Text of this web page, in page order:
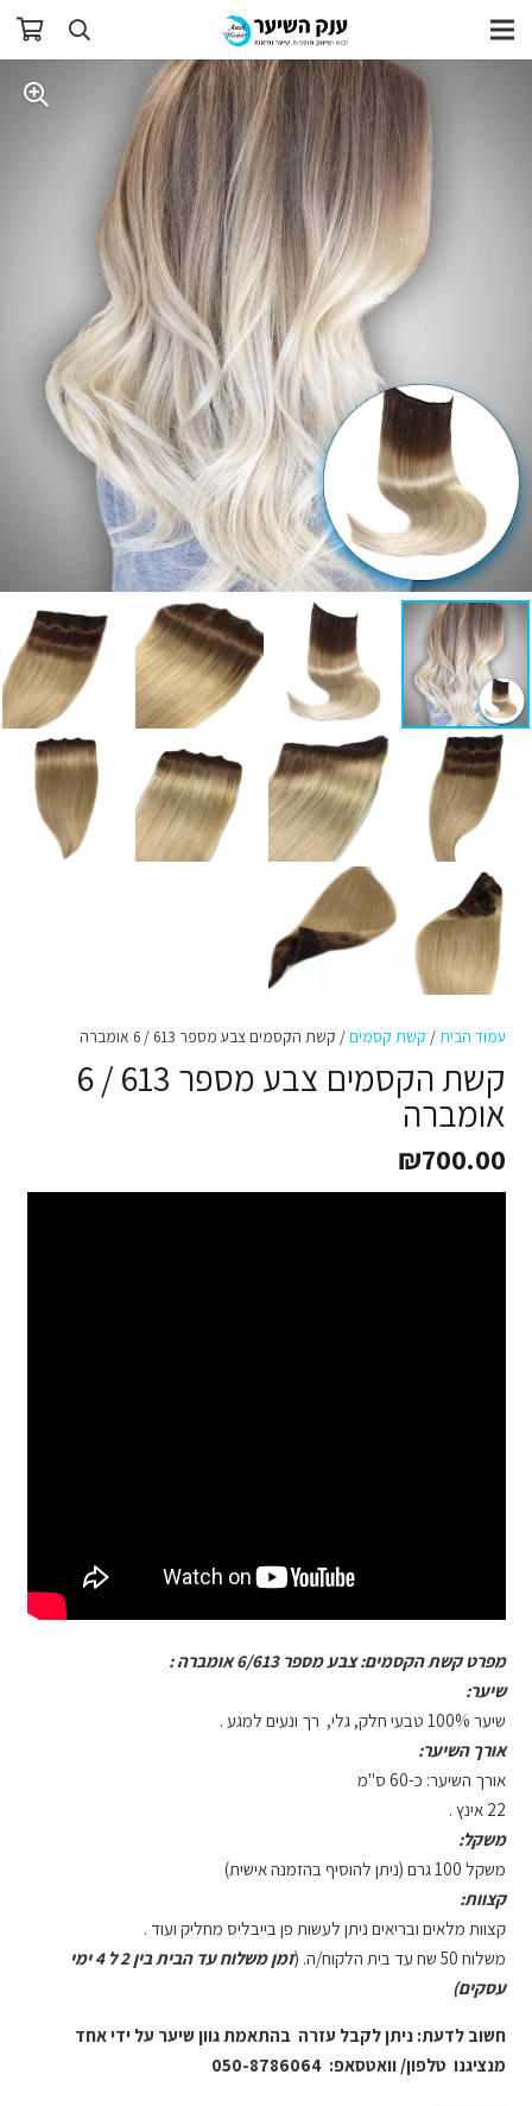
עמוד הבית / קשת קסמים/ קשת הקסמים צבע מספר 613 / 6 אומברה
קשת הקסמים צבע מספר 613 / 6
אומברה
₪700.00
מפרט קשת הקסמים: צבע מספר 6/613 אומברה :
שיער:
שיער 100% טבעי חלק, גלי, רך ונעים למגע .
אורך השיער:
אורך השיער: כ-60 ס"מ
22 אינץ .
משקל:
משקל 100 גרם (ניתן להוסיף בהזמנה אישית)
קצוות:
קצוות מלאים ובריאים ניתן לעשות פן בייבליס מחליק ועוד .
משלוח 50 שח עד בית הלקוח/ה. (
זמן משלוח עד הבית בין 2 ל 4 ימי
עסקים)
חשוב לדעת: ניתן לקבל עזרה בהתאמת גוון שיער על ידי אחד
מנציגנו טלפון/ וואטסאפ: 050-8786064